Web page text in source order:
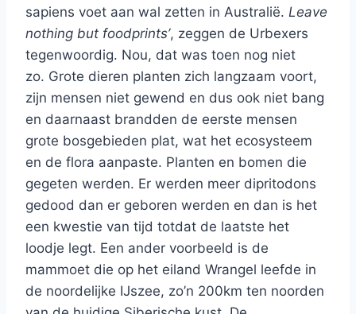
sapiens voet aan wal zetten in Australië. Leave
nothing but foodprints’, zeggen de Urbexers
tegenwoordig. Nou, dat was toen nog niet
zo. Grote dieren planten zich langzaam voort,
zijn mensen niet gewend en dus ook niet bang
en daarnaast brandden de eerste mensen
grote bosgebieden plat, wat het ecosysteem
en de flora aanpaste. Planten en bomen die
gegeten werden. Er werden meer dipritodons
gedood dan er geboren werden en dan is het
een kwestie van tijd totdat de laatste het
loodje legt. Een ander voorbeeld is de
mammoet die op het eiland Wrangel leefde in
de noordelijke IJszee, zo’n 200km ten noorden